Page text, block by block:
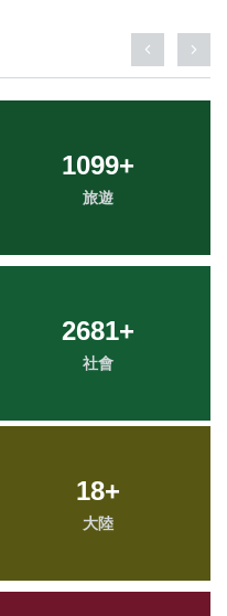
1099+
旅遊
2681+
社會
18+
大陸